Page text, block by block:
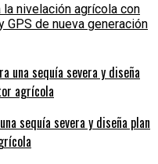
nivelación agrícola con
GPS de nueva generación
sequía severa y diseña plan